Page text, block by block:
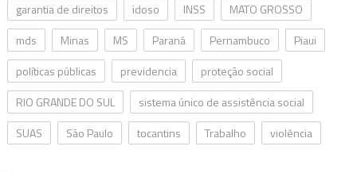
garantia de direitos
idoso INSS
MATO GROSSO
mds
Minas MS Paraná Pernambuco
Piaui
políticas públicas
previdencia
proteção social
RIO GRANDE DO SUL
sistema único de assistência social
SUAS
São Paulo tocantins Trabalho violência